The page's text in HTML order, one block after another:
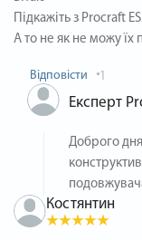
Підкажіть з Procraft
А то не як не можу їх
Відповісти 1
Експерт
Доброго
Костянтин